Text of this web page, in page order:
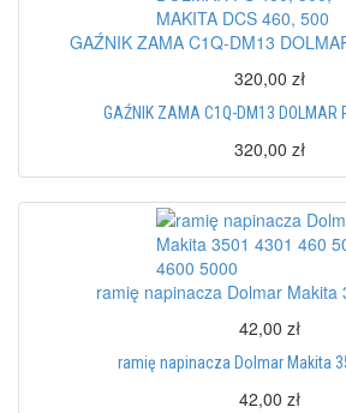
GAŹNIK ZAMA C1Q-DM13
320,00 zł
GAŹNIK ZAMA C1Q-DM13 DOLMAR
320,00 zł
ramię napinacza Dolmar Makita
42,00 zł
ramię napinacza Dolmar Makita
42,00 zł